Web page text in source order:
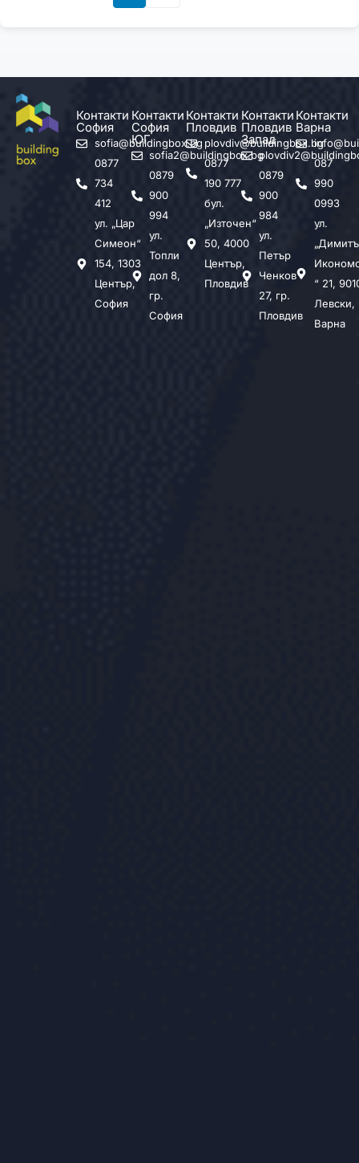
Контакти
София
sofia@buildingbox.bg
0877
734
412
ул. „Цар
Симеон“
154, 1303
Център,
София
Контакти
София
ЮГ
sofia2@buildingbox.bg
0879
900
994
ул.
Топли
дол 8,
гр.
София
Контакти
Пловдив
plovdiv@buildingbox.bg
0877
190 777
бул.
„Източен“
50, 4000
Център,
Пловдив
Контакти
Пловдив
Запад
0879
900
984
ул.
Петър
Ченков
27, гр.
Пловдив
Контакти
Варна
087
990
0993
ул.
“ 21,
Левски,
Варна